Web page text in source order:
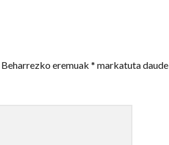
Beharrezko eremuak* markatuta daude